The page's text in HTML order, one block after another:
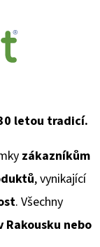
letou tradicí.
zákazníkům
, vynikající
. Všechny
Rakousku nebo